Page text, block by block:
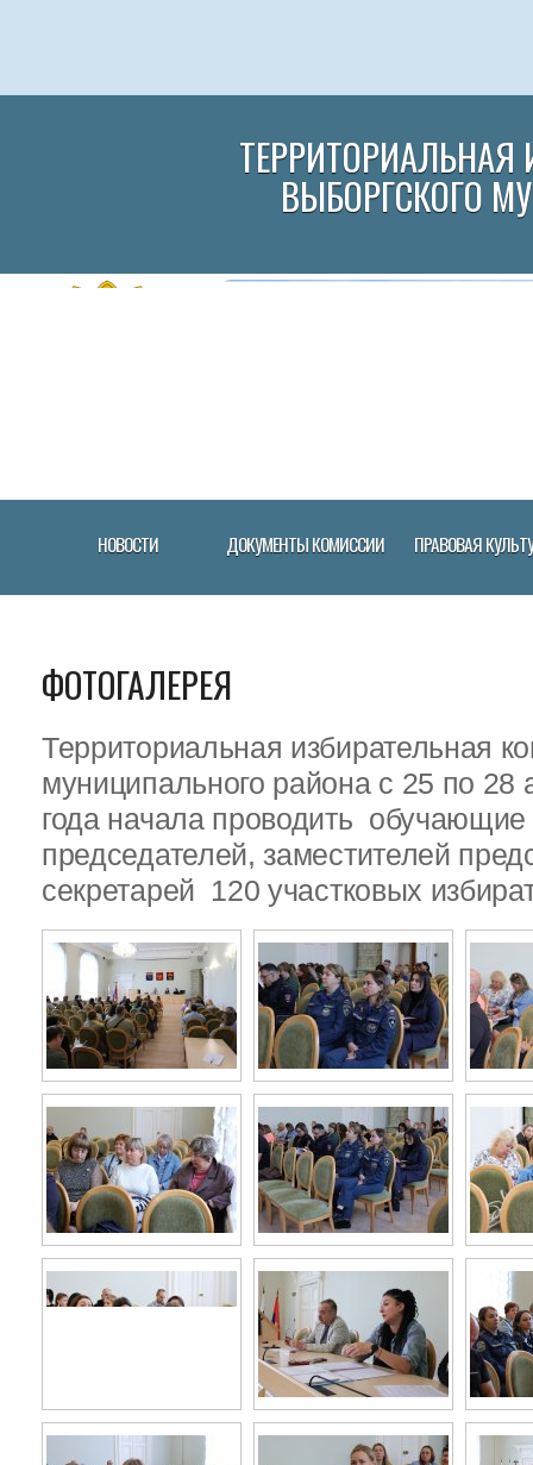
ВЫБОРГСКОГО
НОВОСТИ ДОКУМЕНТЫ КОМИССИИ ПРАВОВАЯ
ФОТОГАЛЕРЕЯ
Территориальная избирательная
муниципального района с 25 по 28
года начала проводить
председателей, заместителей
секретарей 120 участковых